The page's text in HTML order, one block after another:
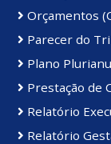
Orçamentos
Parecer do
Plano
Prestação de
Relatório
Relatório